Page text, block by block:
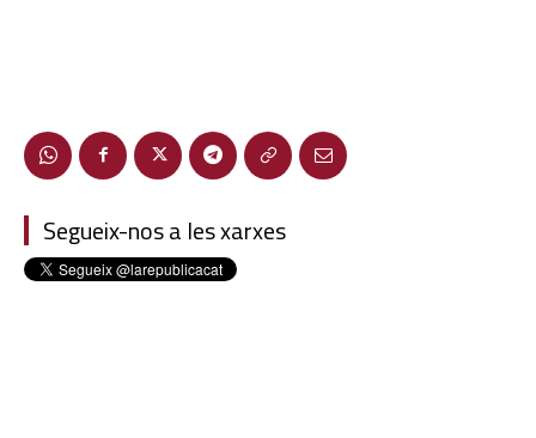
Segueix-nos a les xarxes